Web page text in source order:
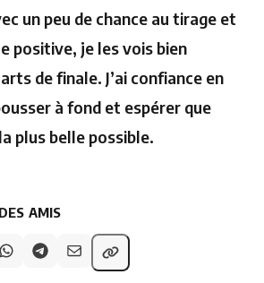
un peu de chance au tirage et
positive, je les vois bien
de finale. J’ai confiance en
à fond et espérer que
plus belle possible.
AMIS